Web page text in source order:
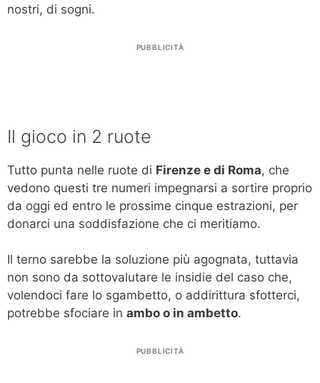
nostri, di sogni.
PUBBLICITÀ
Il gioco in 2 ruote
Tutto punta nelle ruote di Firenze e di Roma, che
vedono questi tre numeri impegnarsi a sortire proprio
da oggi ed entro le prossime cinque estrazioni, per
donarci una soddisfazione che ci meritiamo.
Il terno sarebbe la soluzione più agognata, tuttavia
non sono da sottovalutare le insidie del caso che,
volendoci fare lo sgambetto, o addirittura sfotterci,
potrebbe sfociare in ambo o in ambetto.
PUBBLICITÀ